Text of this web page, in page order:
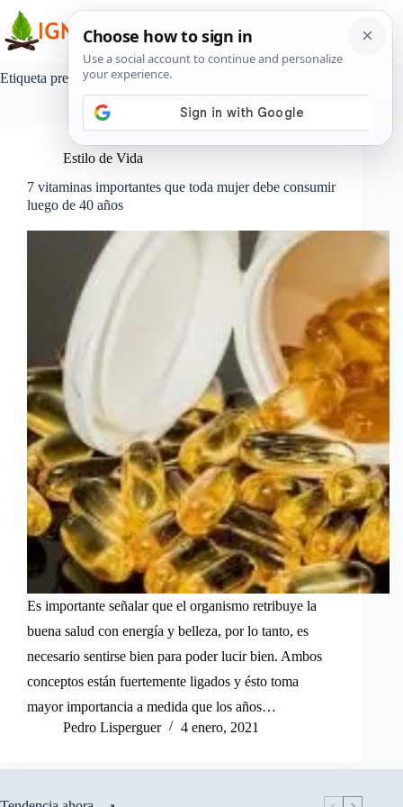
contenido
Etiqueta prebiótico
Estilo de Vida
7 vitaminas importantes que toda mujer debe consumir
luego de 40 años
Es importante señalar que el organismo retribuye la
buena salud con energía y belleza, por lo tanto, es
necesario sentirse bien para poder lucir bien. Ambos
conceptos están fuertemente ligados y ésto toma
mayor importancia a medida que los años…
Pedro Lisperguer
4 enero, 2021